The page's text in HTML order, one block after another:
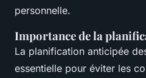
personnelle.
Importance de la
La planification anticipée
essentielle pour éviter les